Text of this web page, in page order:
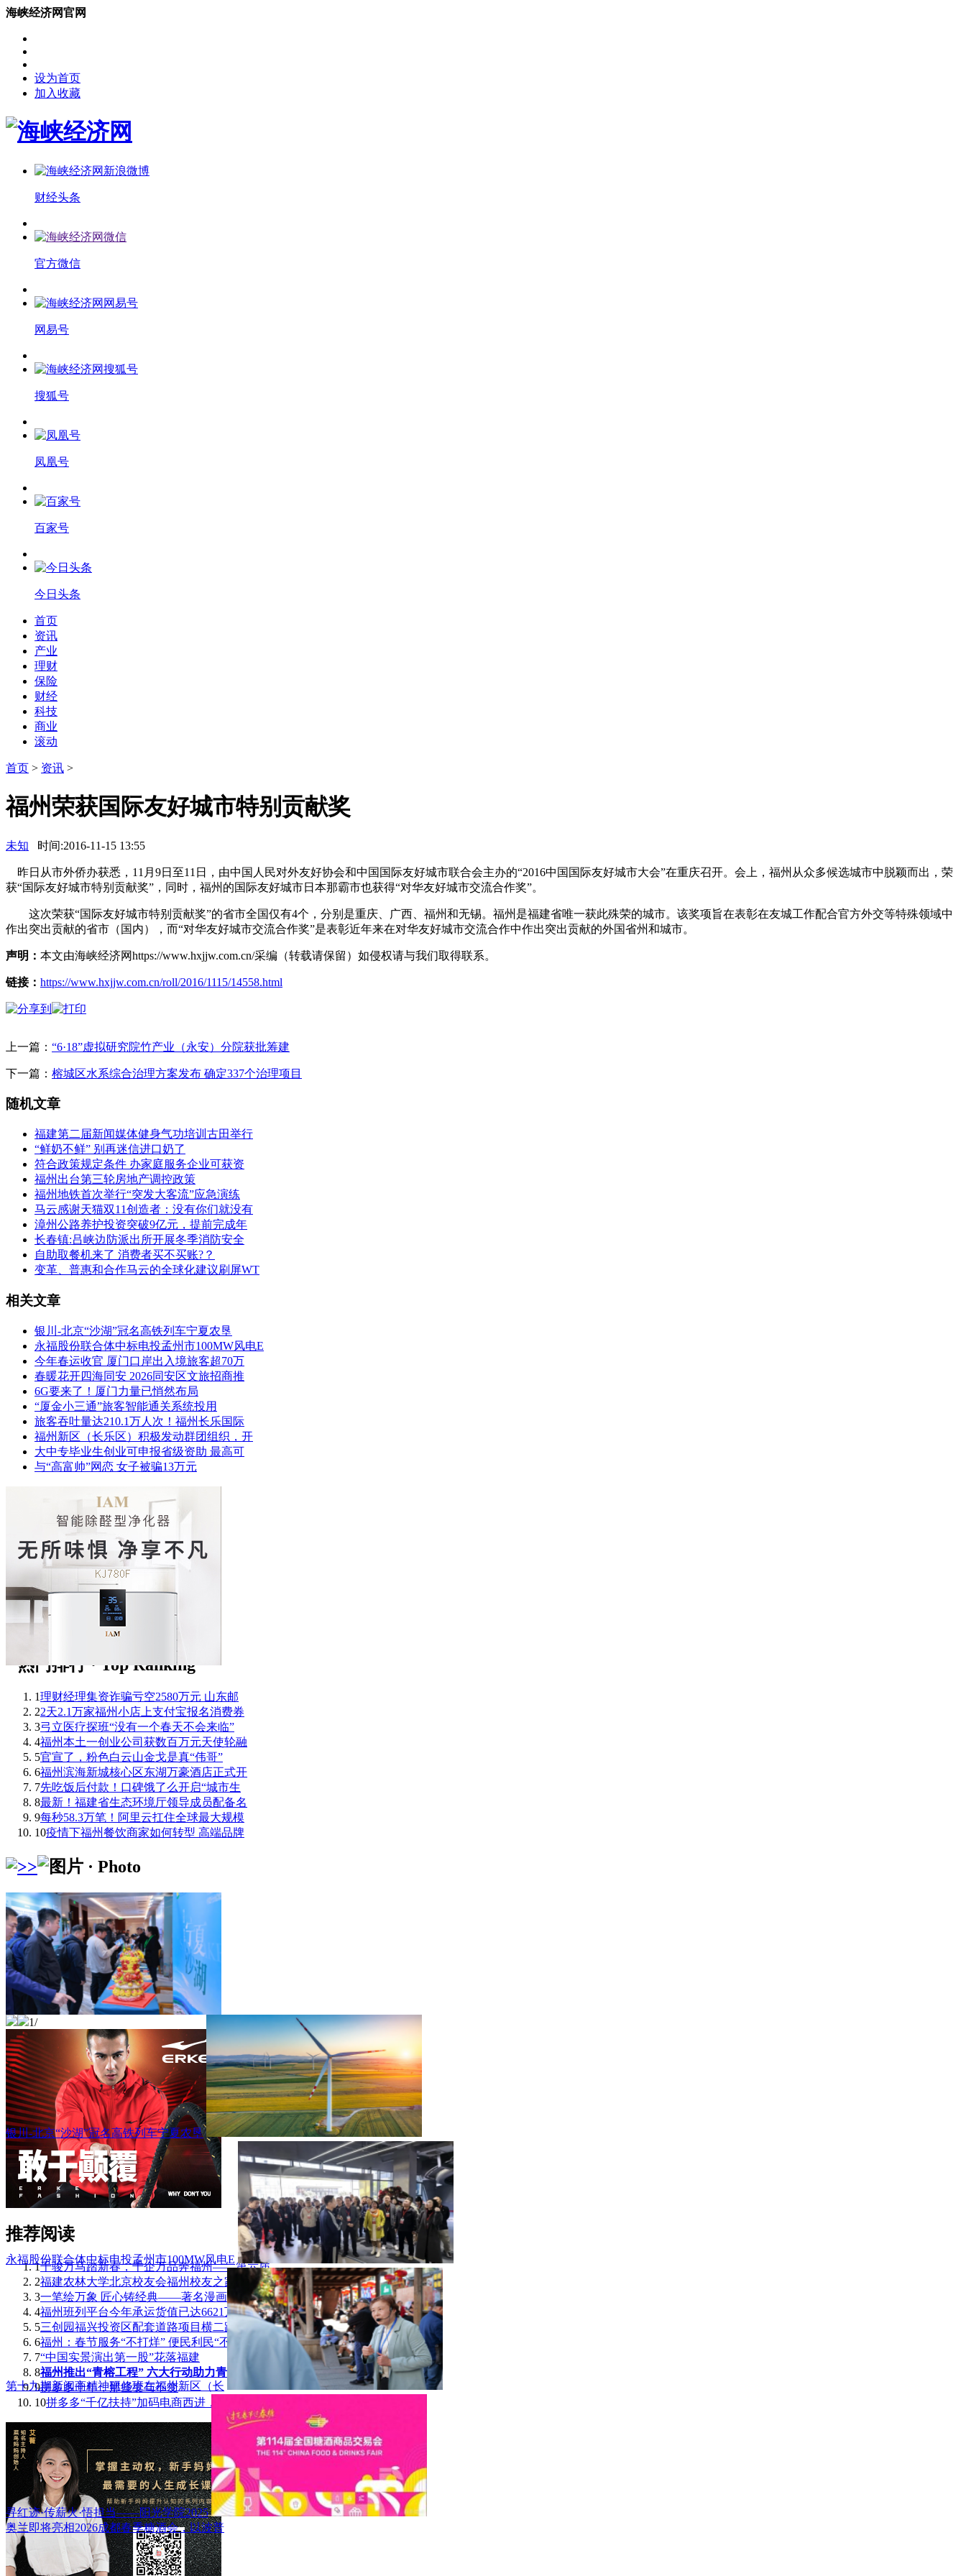
海峡经济网官网
设为首页
加入收藏
财经头条
官方微信
网易号
搜狐号
凤凰号
百家号
今日头条
首页
资讯
产业
理财
保险
财经
科技
商业
滚动
首页 > 资讯 >
福州荣获国际友好城市特别贡献奖
未知 时间:2016-11-15 13:55
昨日从市外侨办获悉，11月9日至11日，由中国人民对外友好协会和中国国际友好城市联合会主办的“2016中国国际友好城市大会”在重庆召开。会上，福州从众多候选城市中脱颖而出，荣
获“国际友好城市特别贡献奖”，同时，福州的国际友好城市日本那霸市也获得“对华友好城市交流合作奖”。
这次荣获“国际友好城市特别贡献奖”的省市全国仅有4个，分别是重庆、广西、福州和无锡。福州是福建省唯一获此殊荣的城市。该奖项旨在表彰在友城工作配合官方外交等特殊领域中
作出突出贡献的省市（国内），而“对华友好城市交流合作奖”是表彰近年来在对华友好城市交流合作中作出突出贡献的外国省州和城市。
声明： 本文由海峡经济网https://www.hxjjw.com.cn/采编（转载请保留）如侵权请与我们取得联系。
链接： https://www.hxjjw.com.cn/roll/2016/1115/14558.html
上一篇： “6·18”虚拟研究院竹产业（永安）分院获批筹建
下一篇： 榕城区水系综合治理方案发布 确定337个治理项目
随机文章
福建第二届新闻媒体健身气功培训古田举行
“鲜奶不鲜” 别再迷信进口奶了
符合政策规定条件 办家庭服务企业可获资
福州出台第三轮房地产调控政策
福州地铁首次举行“突发大客流”应急演练
马云感谢天猫双11创造者：没有你们就没有
漳州公路养护投资突破9亿元，提前完成年
长春镇:吕峡边防派出所开展冬季消防安全
自助取餐机来了 消费者买不买账?？
变革、普惠和合作马云的全球化建议刷屏WT
相关文章
银川-北京“沙湖”冠名高铁列车宁夏农垦
永福股份联合体中标电投孟州市100MW风电E
今年春运收官 厦门口岸出入境旅客超70万
春暖花开四海同安 2026同安区文旅招商推
6G要来了！厦门力量已悄然布局
“厦金小三通”旅客智能通关系统投用
旅客吞吐量达210.1万人次！福州长乐国际
福州新区（长乐区）积极发动群团组织，开
大中专毕业生创业可申报省级资助 最高可
与“高富帅”网恋 女子被骗13万元
1理财经理集资诈骗亏空2580万元 山东邮
22天2.1万家福州小店上支付宝报名消费券
3弓立医疗探班“没有一个春天不会来临”
4福州本土一创业公司获数百万元天使轮融
5官宣了，粉色白云山金戈是真“伟哥”
6福州滨海新城核心区东湖万豪酒店正式开
7先吃饭后付款！口碑饿了么开启“城市生
8最新！福建省生态环境厅领导成员配备名
9每秒58.3万笔！阿里云扛住全球最大规模
10疫情下福州餐饮商家如何转型 高端品牌
银川-北京“沙湖”冠名高铁列车宁夏农垦
永福股份联合体中标电投孟州市100MW风电E
第十九期新闽商精神研修班在福州新区（长
寻红迹·传薪火·悟担当——阳光学院2025
奥兰即将亮相2026成都春季糖酒会，以波普
1/
推荐阅读
1千骏万马踏新春，千企万品奔福州——第六届
2福建农林大学北京校友会福州校友之家成立
3一笔绘万象 匠心铸经典——著名漫画家刘奎
4福州班列平台今年承运货值已达6621万元！
5三创园福兴投资区配套道路项目横二路正式通
6福州：春节服务“不打烊” 便民利民“不断
7“中国实景演出第一股”花落福建
8福州推出“青榕工程” 六大行动助力青年人
9拼多多十年，那些变与不变
10拼多多“千亿扶持”加码电商西进，茶吧机里